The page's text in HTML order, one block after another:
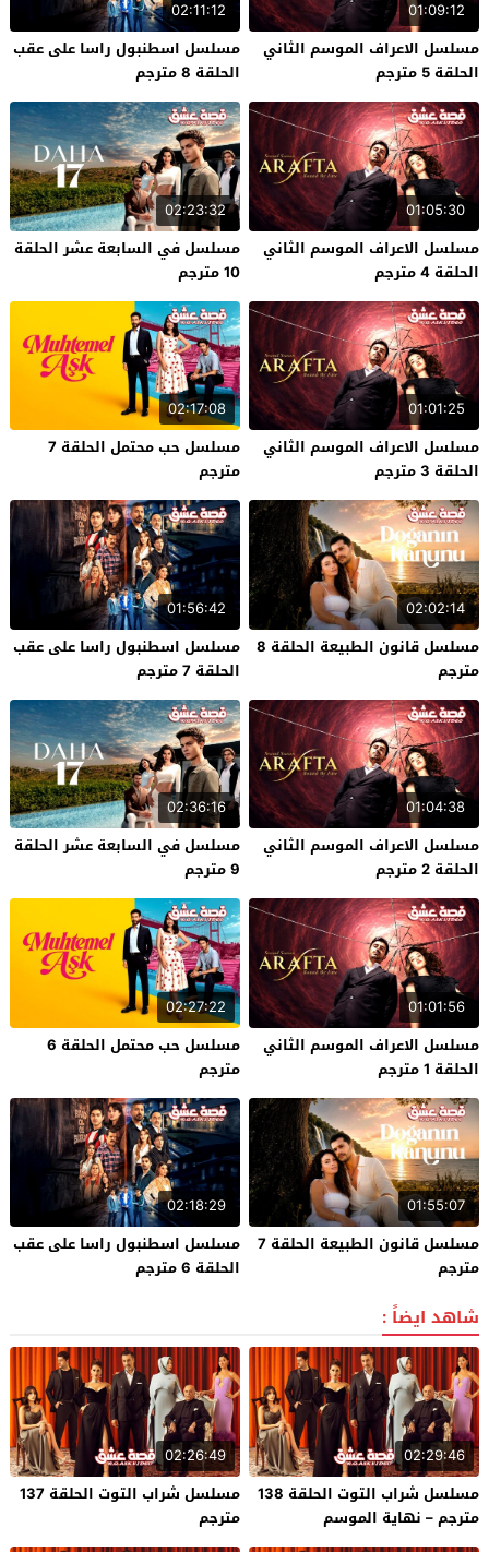
01:09:12
مسلسل الاعراف الموسم الثاني
الحلقة 5 مترجم
02:11:12
مسلسل اسطنبول راسا على عقب
الحلقة 8 مترجم
01:05:30
مسلسل الاعراف الموسم الثاني
الحلقة 4 مترجم
02:23:32
مسلسل في السابعة عشر الحلقة
10 مترجم
01:01:25
مسلسل الاعراف الموسم الثاني
الحلقة 3 مترجم
02:17:08
مسلسل حب محتمل الحلقة 7
مترجم
02:02:14
مسلسل قانون الطبيعة الحلقة 8
مترجم
01:56:42
مسلسل اسطنبول راسا على عقب
الحلقة 7 مترجم
01:04:38
مسلسل الاعراف الموسم الثاني
الحلقة 2 مترجم
02:36:16
مسلسل في السابعة عشر الحلقة
9 مترجم
01:01:56
مسلسل الاعراف الموسم الثاني
الحلقة 1 مترجم
02:27:22
مسلسل حب محتمل الحلقة 6
مترجم
01:55:07
مسلسل قانون الطبيعة الحلقة 7
مترجم
02:18:29
مسلسل اسطنبول راسا على عقب
الحلقة 6 مترجم
شاهد ايضاً :
02:29:46
مسلسل شراب التوت الحلقة 138
مترجم – نهاية الموسم
02:26:49
مسلسل شراب التوت الحلقة 137
مترجم